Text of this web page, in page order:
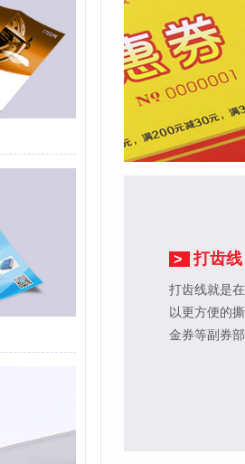
> 打齿线
打齿线就是
以更方便的
金券等副券